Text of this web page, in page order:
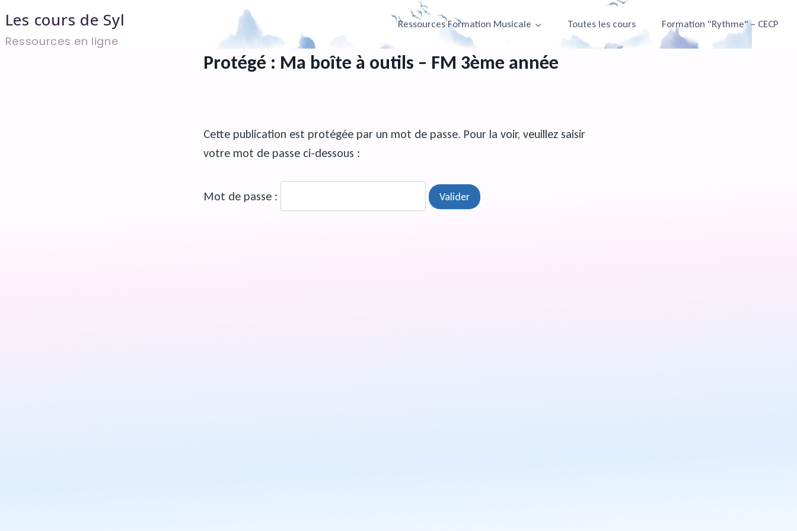
au
contenu
Les cours de Syl
Ressources en ligne
Ressources Formation Musicale Toutes les cours Formation "Rythme" – CECP
Protégé : Ma boîte à outils – FM 3ème année
Cette publication est protégée par un mot de passe. Pour la voir, veuillez saisir
votre mot de passe ci-dessous :
Mot de passe :